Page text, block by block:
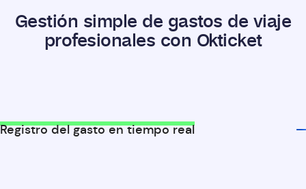
Gestión simple de gastos de viaje
profesionales con Okticket
Registro del gasto en tiempo real